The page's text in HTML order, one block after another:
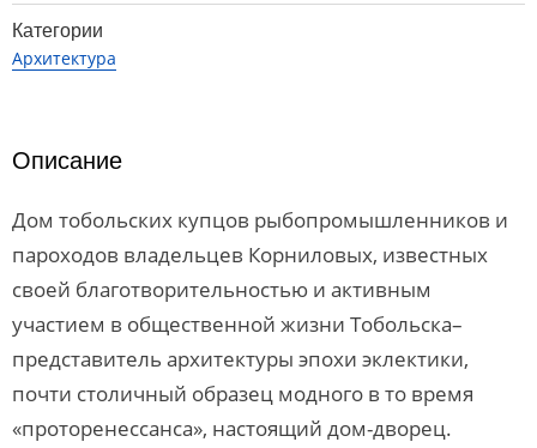
Категории
Архитектура
Описание
Дом тобольских купцов рыбопромышленников и
пароходов владельцев Корниловых, известных
своей благотворительностью и активным
участием в общественной жизни Тобольска–
представитель архитектуры эпохи эклектики,
почти столичный образец модного в то время
«проторенессанса», настоящий дом-дворец.